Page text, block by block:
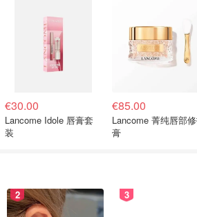
€30.00
Lancome Idole 唇膏套
装
€85.00
Lancome 菁纯唇部
膏
2 3